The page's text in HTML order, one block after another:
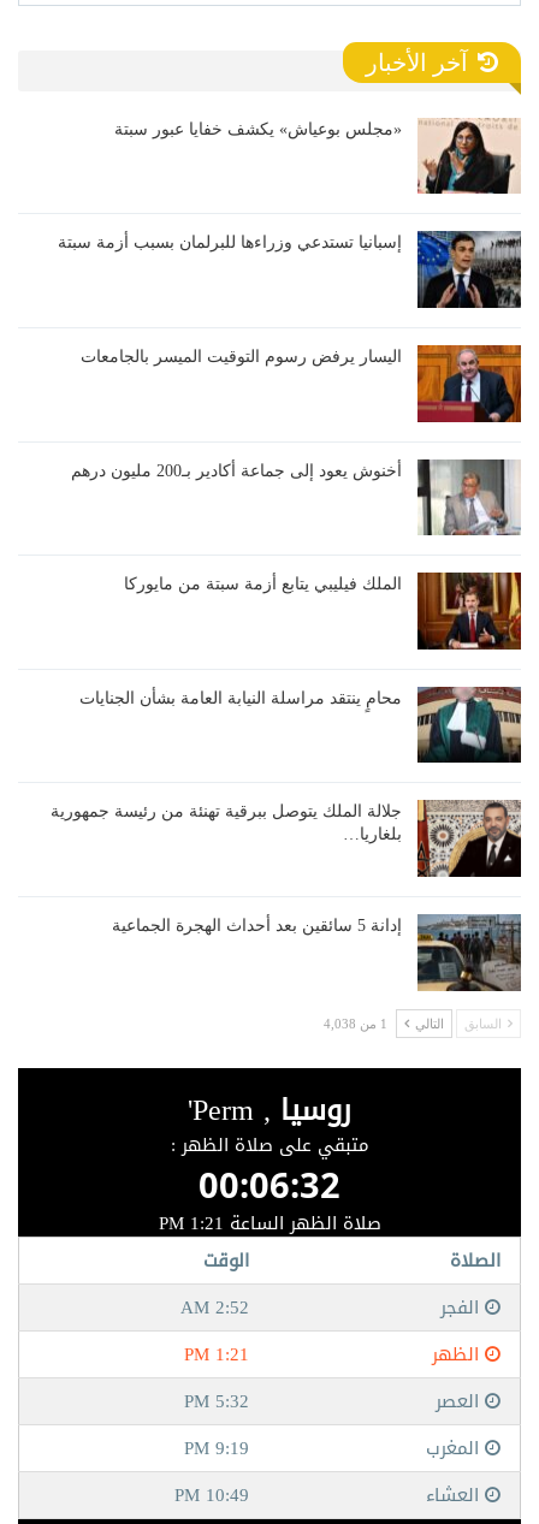
آخر الأخبار
«مجلس بوعياش» يكشف خفايا عبور سبتة
إسبانيا تستدعي وزراءها للبرلمان بسبب أزمة سبتة
اليسار يرفض رسوم التوقيت الميسر بالجامعات
أخنوش يعود إلى جماعة أكادير بـ200 مليون درهم
الملك فيليبي يتابع أزمة سبتة من مايوركا
محامٍ ينتقد مراسلة النيابة العامة بشأن الجنايات
جلالة الملك يتوصل ببرقية تهنئة من رئيسة جمهورية
بلغاريا…
إدانة 5 سائقين بعد أحداث الهجرة الجماعية
السابق التالي 1 من 4,038